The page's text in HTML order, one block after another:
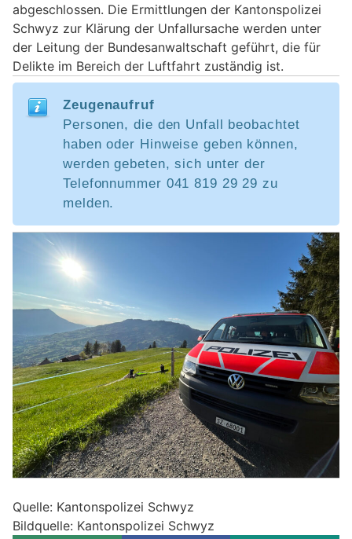
abgeschlossen. Die Ermittlungen der Kantonspolizei
Schwyz zur Klärung der Unfallursache werden unter
der Leitung der Bundesanwaltschaft geführt, die für
Delikte im Bereich der Luftfahrt zuständig ist.
Zeugenaufruf
Personen, die den Unfall beobachtet
haben oder Hinweise geben können,
werden gebeten, sich unter der
Telefonnummer 041 819 29 29 zu
melden.
Quelle: Kantonspolizei Schwyz
Bildquelle: Kantonspolizei Schwyz